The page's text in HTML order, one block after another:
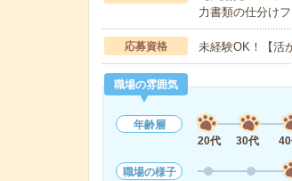
力書類の仕分け
応募資格 未経験OK！【活
職場の雰囲気
年齢層
20代
30代
職場の様子